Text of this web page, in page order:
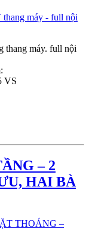
thang máy. full nội
VS
– 2
HAI BÀ